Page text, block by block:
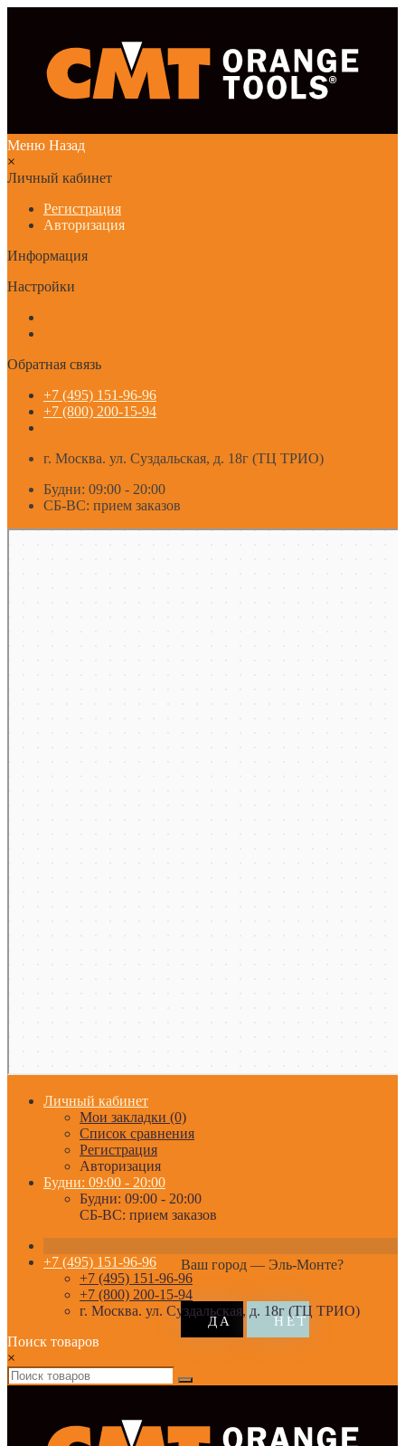
Меню Назад
×
Личный кабинет
Регистрация
Авторизация
Информация
Настройки
Обратная связь
+7 (495) 151-96-96
+7 (800) 200-15-94
г. Москва. ул. Суздальская, д. 18г (ТЦ ТРИО)
Будни: 09:00 - 20:00
СБ-ВС: прием заказов
Личный кабинет
Мои закладки (0)
Список сравнения
Регистрация
Авторизация
Будни: 09:00 - 20:00
Будни: 09:00 - 20:00
СБ-ВС: прием заказов
Ваш город — Эль-Монте?
+7 (495) 151-96-96
+7 (495) 151-96-96
+7 (800) 200-15-94
г. Москва. ул. Суздальская, д. 18г (ТЦ ТРИО)
Поиск товаров
×